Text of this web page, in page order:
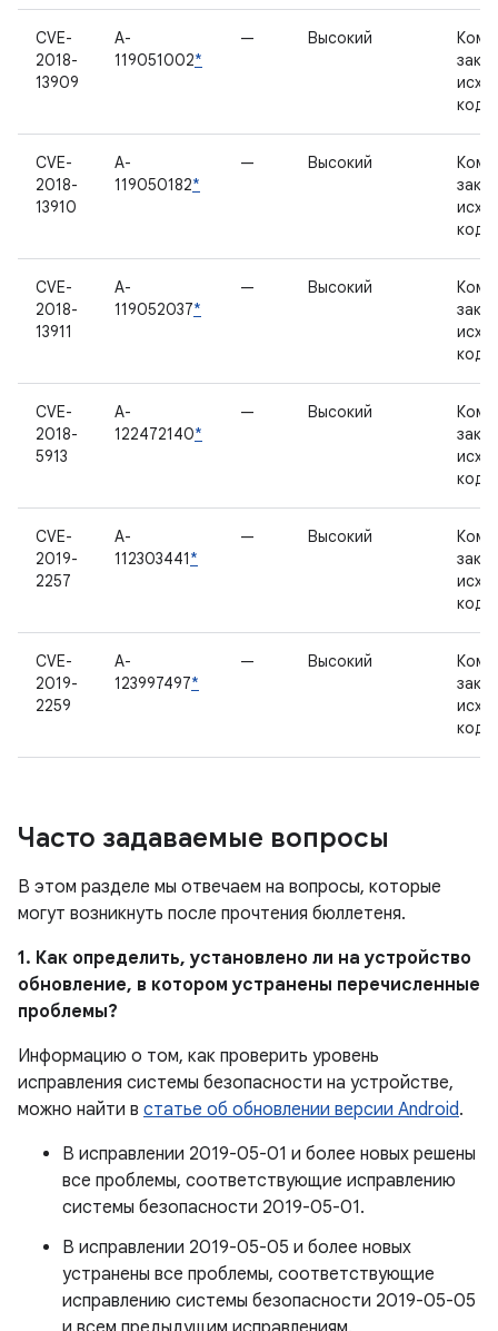
CVE-
2018-
13909
A-
119051002*
— Высокий
CVE-
2018-
13910
A-
119050182*
— Высокий
CVE-
2018-
13911
A-
119052037*
— Высокий
CVE-
2018-
5913
A-
122472140*
— Высокий
CVE-
2019-
2257
A-
112303441*
— Высокий
CVE-
2019-
2259
A-
123997497*
— Высокий
Часто задаваемые вопросы
В этом разделе мы отвечаем на вопросы, которые
могут возникнуть после прочтения бюллетеня.
1. Как определить, установлено ли на устройство
обновление, в котором устранены перечисленные
проблемы?
Информацию о том, как проверить уровень
исправления системы безопасности на устройстве,
можно найти в статье об обновлении версии Android.
В исправлении 2019-05-01 и более новых решены
все проблемы, соответствующие исправлению
системы безопасности 2019-05-01.
В исправлении 2019-05-05 и более новых
устранены все проблемы, соответствующие
исправлению системы безопасности 2019-05-05